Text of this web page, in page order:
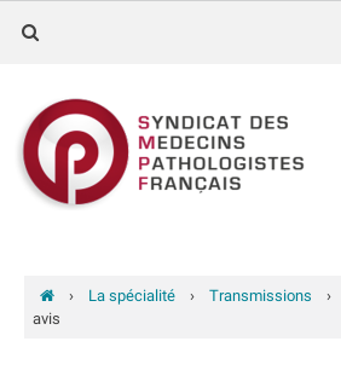
› La spécialité › Transmissions ›
avis